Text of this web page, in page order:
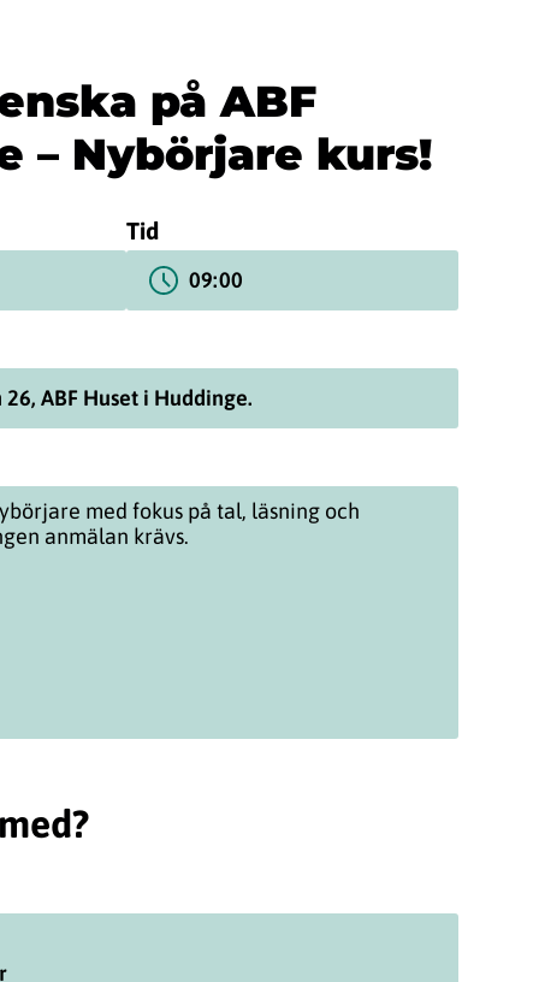
på ABF
– Nybörjare kurs!
Tid
09:00
ABF Huset i Huddinge.
med fokus på tal, läsning och
anmälan krävs.